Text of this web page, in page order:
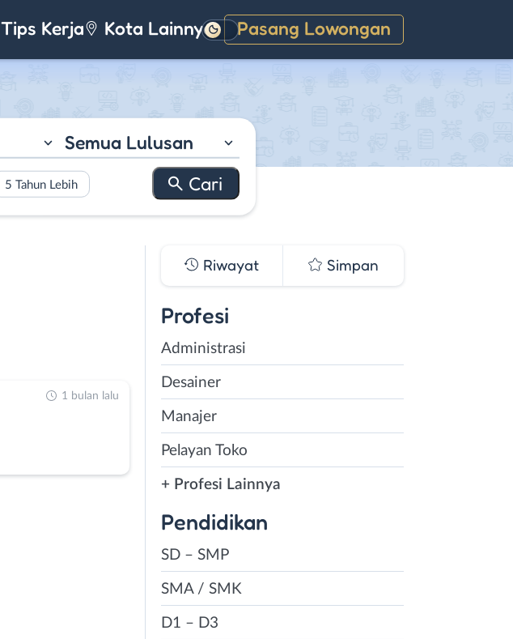
Tips Kerja Kota Lainnya Pasang Lowongan
Gelap
Semua Lulusan
5 Tahun Lebih
1 bulan lalu
Riwayat Simpan
Profesi
Administrasi
Desainer
Manajer
Pelayan Toko
+ Profesi Lainnya
Pendidikan
SD – SMP
SMA / SMK
D1 – D3